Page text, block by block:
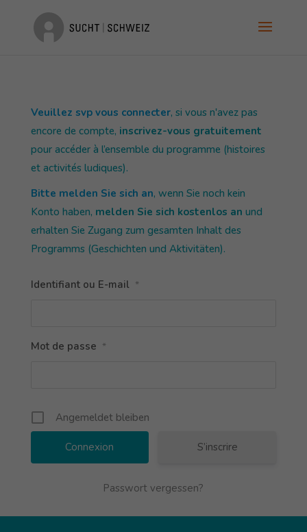
Veuillez svp vous connecter, si vous n'avez pas
encore de compte, inscrivez-vous gratuitement
pour accéder à l’ensemble du programme (histoires
et activités ludiques).
Bitte melden Sie sich an, wenn Sie noch kein
Konto haben, melden Sie sich kostenlos an und
erhalten Sie Zugang zum gesamten Inhalt des
Programms (Geschichten und Aktivitäten).
Identifiant ou E-mail *
Mot de passe *
Angemeldet bleiben
S’inscrire
Passwort vergessen?